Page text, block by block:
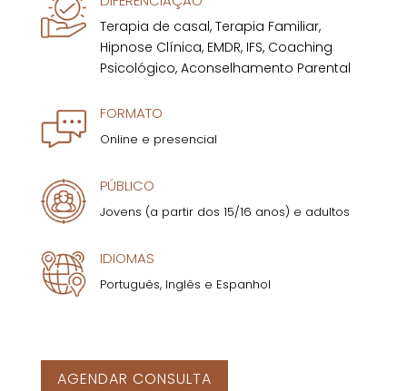
Terapia de casal, Terapia Familiar,
Hipnose Clínica, EMDR, IFS, Coaching
Psicológico, Aconselhamento Parental
FORMATO
Online e presencial
PÚBLICO
Jovens (a partir dos 15/16 anos) e adultos
IDIOMAS
Português, Inglês e Espanhol
AGENDAR CONSULTA